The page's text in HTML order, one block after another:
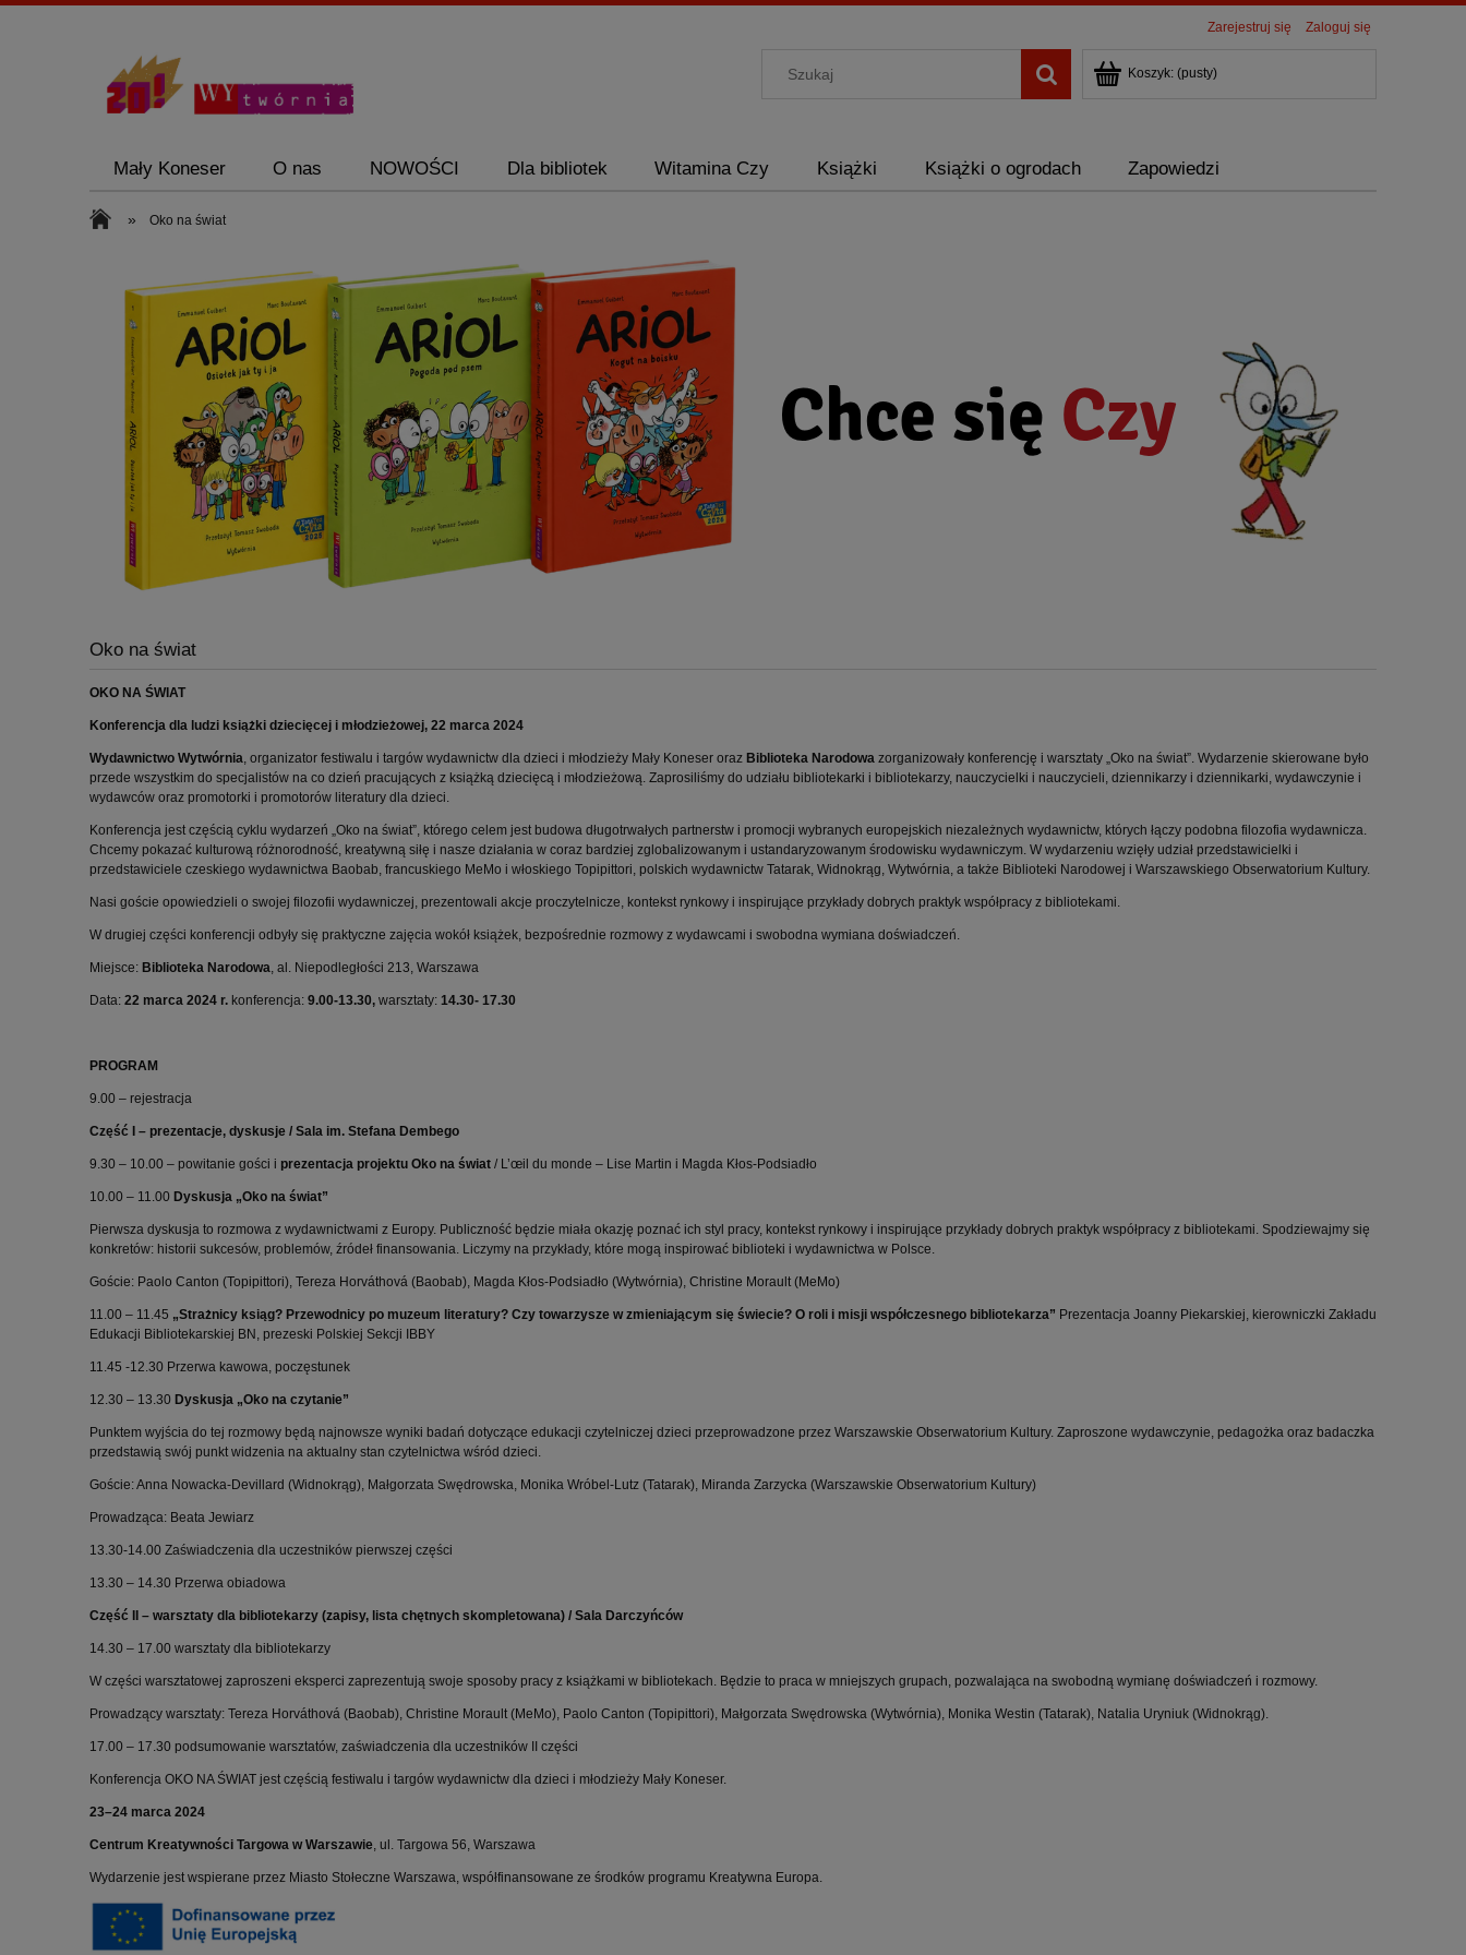
Zarejestruj się Zaloguj się
Koszyk: (pusty)
Mały Koneser O nas NOWOŚCI Dla bibliotek Witamina Czy Książki Książki o ogrodach Zapowiedzi
Zestawy promocyjne
» Oko na świat
Oko na świat
OKO NA ŚWIAT
Konferencja dla ludzi książki dziecięcej i młodzieżowej, 22 marca 2024
Wydawnictwo Wytwórnia, organizator festiwalu i targów wydawnictw dla dzieci i młodzieży Mały Koneser oraz Biblioteka Narodowa zorganizowały konferencję i warsztaty „Oko na świat”. Wydarzenie skierowane było
przede wszystkim do specjalistów na co dzień pracujących z książką dziecięcą i młodzieżową. Zaprosiliśmy do udziału bibliotekarki i bibliotekarzy, nauczycielki i nauczycieli, dziennikarzy i dziennikarki, wydawczynie i
wydawców oraz promotorki i promotorów literatury dla dzieci.
Konferencja jest częścią cyklu wydarzeń „Oko na świat”, którego celem jest budowa długotrwałych partnerstw i promocji wybranych europejskich niezależnych wydawnictw, których łączy podobna filozofia wydawnicza.
Chcemy pokazać kulturową różnorodność, kreatywną siłę i nasze działania w coraz bardziej zglobalizowanym i ustandaryzowanym środowisku wydawniczym. W wydarzeniu wzięły udział przedstawicielki i
przedstawiciele czeskiego wydawnictwa Baobab, francuskiego MeMo i włoskiego Topipittori, polskich wydawnictw Tatarak, Widnokrąg, Wytwórnia, a także Biblioteki Narodowej i Warszawskiego Obserwatorium Kultury.
Nasi goście opowiedzieli o swojej filozofii wydawniczej, prezentowali akcje proczytelnicze, kontekst rynkowy i inspirujące przykłady dobrych praktyk współpracy z bibliotekami.
W drugiej części konferencji odbyły się praktyczne zajęcia wokół książek, bezpośrednie rozmowy z wydawcami i swobodna wymiana doświadczeń.
Miejsce: Biblioteka Narodowa, al. Niepodległości 213, Warszawa
Data: 22 marca 2024 r. konferencja: 9.00-13.30, warsztaty: 14.30- 17.30
PROGRAM
9.00 – rejestracja
Część I – prezentacje, dyskusje / Sala im. Stefana Dembego
9.30 – 10.00 – powitanie gości i prezentacja projektu Oko na świat / L’œil du monde – Lise Martin i Magda Kłos-Podsiadło
10.00 – 11.00 Dyskusja „Oko na świat”
Pierwsza dyskusja to rozmowa z wydawnictwami z Europy. Publiczność będzie miała okazję poznać ich styl pracy, kontekst rynkowy i inspirujące przykłady dobrych praktyk współpracy z bibliotekami. Spodziewajmy się
konkretów: historii sukcesów, problemów, źródeł finansowania. Liczymy na przykłady, które mogą inspirować biblioteki i wydawnictwa w Polsce.
Goście: Paolo Canton (Topipittori), Tereza Horváthová (Baobab), Magda Kłos-Podsiadło (Wytwórnia), Christine Morault (MeMo)
11.00 – 11.45 „Strażnicy ksiąg? Przewodnicy po muzeum literatury? Czy towarzysze w zmieniającym się świecie? O roli i misji współczesnego bibliotekarza” Prezentacja Joanny Piekarskiej, kierowniczki Zakładu
Edukacji Bibliotekarskiej BN, prezeski Polskiej Sekcji IBBY
11.45 -12.30 Przerwa kawowa, poczęstunek
12.30 – 13.30 Dyskusja „Oko na czytanie”
Punktem wyjścia do tej rozmowy będą najnowsze wyniki badań dotyczące edukacji czytelniczej dzieci przeprowadzone przez Warszawskie Obserwatorium Kultury. Zaproszone wydawczynie, pedagożka oraz badaczka
przedstawią swój punkt widzenia na aktualny stan czytelnictwa wśród dzieci.
Goście: Anna Nowacka-Devillard (Widnokrąg), Małgorzata Swędrowska, Monika Wróbel-Lutz (Tatarak), Miranda Zarzycka (Warszawskie Obserwatorium Kultury)
Prowadząca: Beata Jewiarz
13.30-14.00 Zaświadczenia dla uczestników pierwszej części
13.30 – 14.30 Przerwa obiadowa
Część II – warsztaty dla bibliotekarzy (zapisy, lista chętnych skompletowana) / Sala Darczyńców
14.30 – 17.00 warsztaty dla bibliotekarzy
W części warsztatowej zaproszeni eksperci zaprezentują swoje sposoby pracy z książkami w bibliotekach. Będzie to praca w mniejszych grupach, pozwalająca na swobodną wymianę doświadczeń i rozmowy.
Prowadzący warsztaty: Tereza Horváthová (Baobab), Christine Morault (MeMo), Paolo Canton (Topipittori), Małgorzata Swędrowska (Wytwórnia), Monika Westin (Tatarak), Natalia Uryniuk (Widnokrąg).
17.00 – 17.30 podsumowanie warsztatów, zaświadczenia dla uczestników II części
Konferencja OKO NA ŚWIAT jest częścią festiwalu i targów wydawnictw dla dzieci i młodzieży Mały Koneser.
23–24 marca 2024
Centrum Kreatywności Targowa w Warszawie, ul. Targowa 56, Warszawa
Wydarzenie jest wspierane przez Miasto Stołeczne Warszawa, współfinansowane ze środków programu Kreatywna Europa.